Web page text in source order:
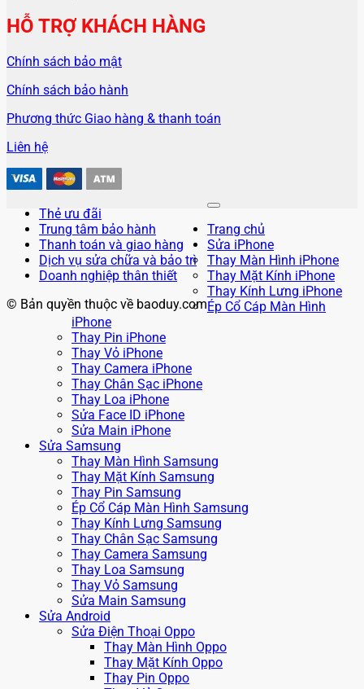
HỖ TRỢ KHÁCH HÀNG
Chính sách bảo mật
Chính sách bảo hành
Phương thức Giao hàng & thanh toán
Liên hệ
Thẻ ưu đãi
Trung tâm bảo hành
Thanh toán và giao hàng
Dịch vụ sửa chữa và bảo trì
Doanh nghiệp thân thiết
© Bản quyền thuộc về baoduy.com
Trang chủ
Sửa iPhone
Thay Màn Hình iPhone
Thay Mặt Kính iPhone
Thay Kính Lưng iPhone
Ép Cổ Cáp Màn Hình
iPhone
Thay Pin iPhone
Thay Vỏ iPhone
Thay Camera iPhone
Thay Chân Sạc iPhone
Thay Loa iPhone
Sửa Face ID iPhone
Sửa Main iPhone
Sửa Samsung
Thay Màn Hình Samsung
Thay Mặt Kính Samsung
Thay Pin Samsung
Ép Cổ Cáp Màn Hình Samsung
Thay Kính Lưng Samsung
Thay Chân Sạc Samsung
Thay Camera Samsung
Thay Loa Samsung
Thay Vỏ Samsung
Sửa Main Samsung
Sửa Android
Sửa Điện Thoại Oppo
Thay Màn Hình Oppo
Thay Mặt Kính Oppo
Thay Pin Oppo